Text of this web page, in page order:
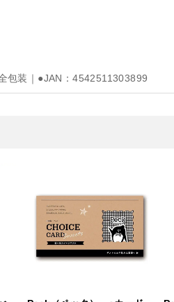
包装｜●JAN：4542511303899